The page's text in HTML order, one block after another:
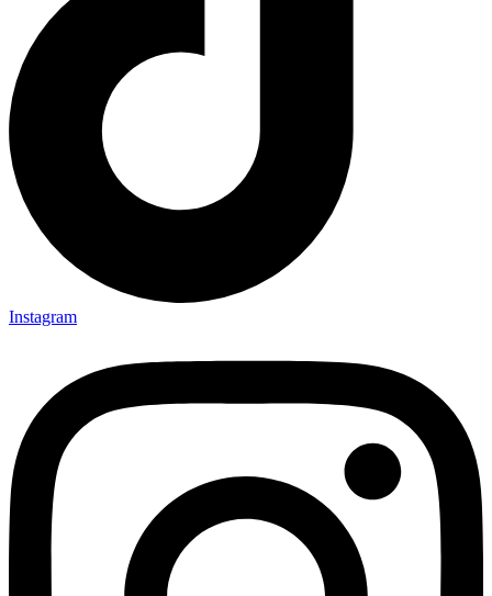
Instagram